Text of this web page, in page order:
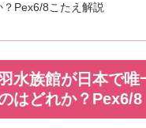
？Pex6/8こたえ解説
水族館が日本で唯
はどれか？Pex6/8